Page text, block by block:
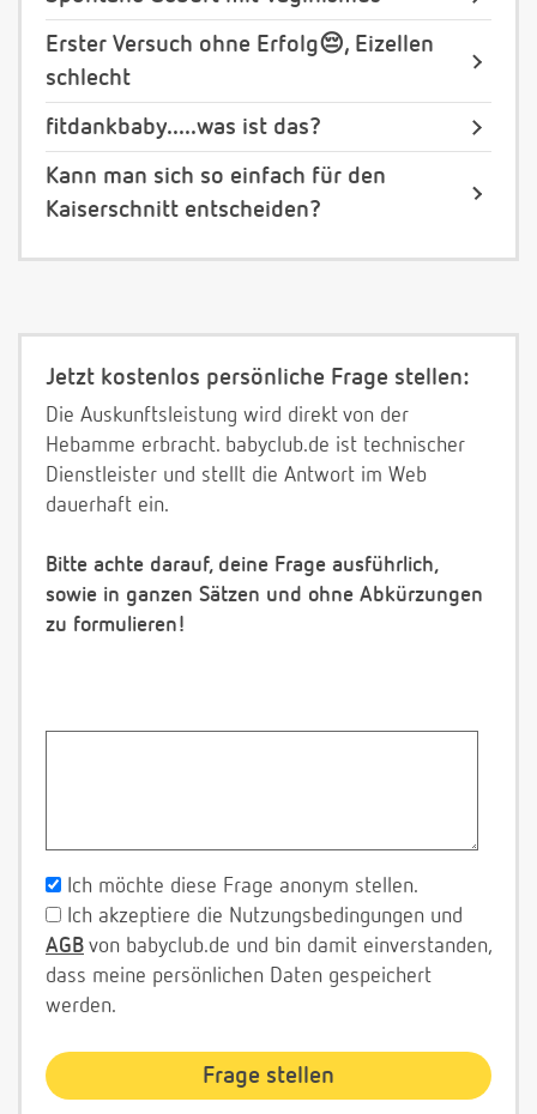
Erster Versuch ohne Erfolg😔, Eizellen
schlecht
fitdankbaby.....was ist das?
Kann man sich so einfach für den
Kaiserschnitt entscheiden?
Jetzt kostenlos persönliche Frage stellen:
Die Auskunftsleistung wird direkt von der
Hebamme erbracht. babyclub.de ist technischer
Dienstleister und stellt die Antwort im Web
dauerhaft ein.
Bitte achte darauf, deine Frage ausführlich,
sowie in ganzen Sätzen und ohne Abkürzungen
zu formulieren!
Ich möchte diese Frage anonym stellen.
Ich akzeptiere die Nutzungsbedingungen und
AGB von babyclub.de und bin damit einverstanden,
dass meine persönlichen Daten gespeichert
werden.